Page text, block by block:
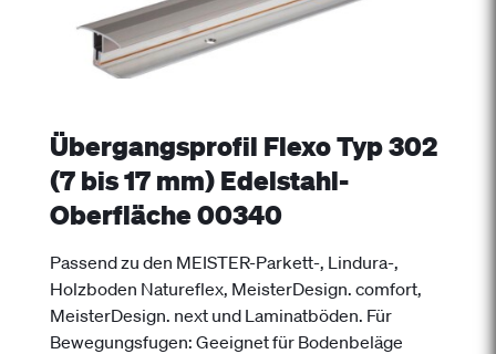
Übergangsprofil Flexo Typ 302
(7 bis 17 mm) Edelstahl-
Oberfläche 00340
Passend zu den MEISTER-Parkett-, Lindura-,
Holzboden Natureflex, MeisterDesign. comfort,
MeisterDesign. next und Laminatböden. Für
Bewegungsfugen: Geeignet für Bodenbeläge